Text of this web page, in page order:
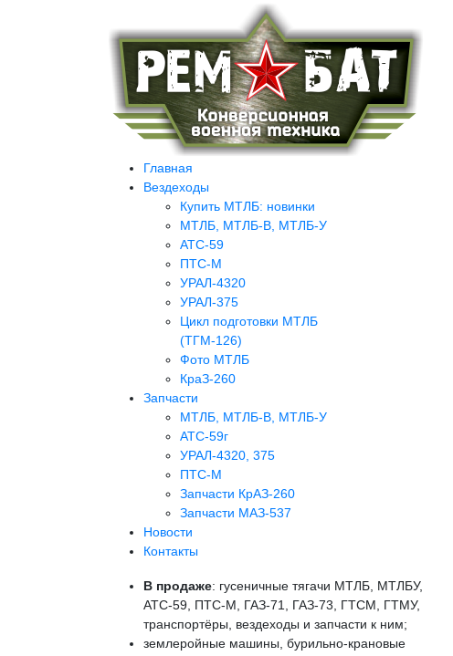
Главная
Вездеходы
Купить МТЛБ: новинки
МТЛБ, МТЛБ-В, МТЛБ-У
АТС-59
ПТС-М
УРАЛ-4320
УРАЛ-375
Цикл подготовки МТЛБ
(ТГМ-126)
Фото МТЛБ
КраЗ-260
Запчасти
МТЛБ, МТЛБ-В, МТЛБ-У
АТС-59г
УРАЛ-4320, 375
ПТС-М
Запчасти КрАЗ-260
Запчасти МАЗ-537
Новости
Контакты
В продаже: гусеничные тягачи МТЛБ, МТЛБУ,
АТС-59, ПТС-М, ГАЗ-71, ГАЗ-73, ГТСМ, ГТМУ,
транспортёры, вездеходы и запчасти к ним;
землеройные машины, бурильно-крановые